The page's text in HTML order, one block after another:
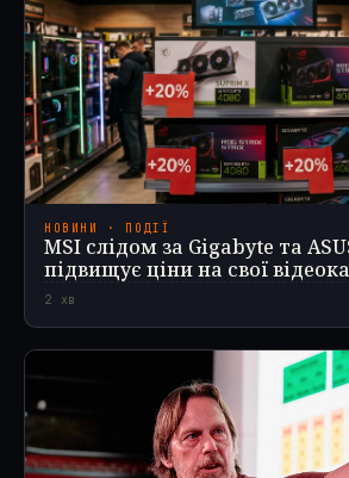
НОВИНИ · ПОДІЇ
MSI слідом за Gigabyte та
підвищує ціни на свої
2 хв